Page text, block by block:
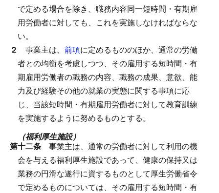
で定める場合を除き、職務内容同一短時間・有期雇
用労働者に対しても、これを実施しなければならな
い。
２ 事業主は、 前項に定めるもののほか、通常の労働
者との均衡を考慮しつつ、その雇用する短時間・有
期雇用労働者の職務の内容、職務の成果、意欲、能
力及び経験その他の就業の実態に関する事項に応
じ、当該短時間・有期雇用労働者に対して教育訓練
を実施するように努めるものとする。
（福利厚生施設）
第十二条 事業主は、通常の労働者に対して利用の機
会を与える福利厚生施設であって、健康の保持又は
業務の円滑な遂行に資するものとして厚生労働省令
で定めるものについては、その雇用する短時間・有